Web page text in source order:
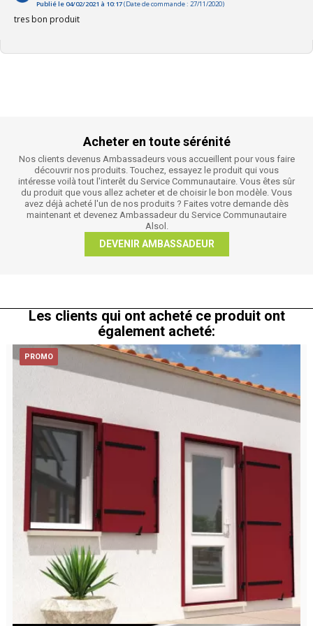
Publié le 04/02/2021 à 10:17(Date de commande : 27/11/2020)
tres bon produit
Acheter en toute sérénité
Nos clients devenus Ambassadeurs vous accueillent pour vous faire
découvrir nos produits. Touchez, essayez le produit qui vous
intéresse voilà tout l'interêt du Service Communautaire. Vous êtes sûr
du produit que vous allez acheter et de choisir le bon modèle. Vous
avez déjà acheté l'un de nos produits ? Faites votre demande dès
maintenant et devenez Ambassadeur du Service Communautaire
Alsol.
DEVENIR AMBASSADEUR
Les clients qui ont acheté ce produit ont
également acheté:
PROMO